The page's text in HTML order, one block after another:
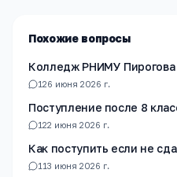
Похожие вопросы
Колледж РНИМУ Пирогова
126 июня 2026 г.
Поступление после 8
122 июня 2026 г.
Как поступить если не
1 13 июня 2026 г.